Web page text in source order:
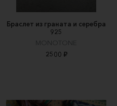
Браслет из граната и серебра
925
MONOTONE
2500 ₽